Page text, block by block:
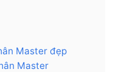
Master đẹp
Master